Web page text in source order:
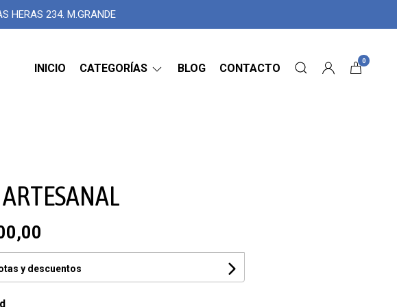
HERAS 234. M.GRANDE
INICIO CATEGORÍAS BLOG CONTACTO
0
y descuentos